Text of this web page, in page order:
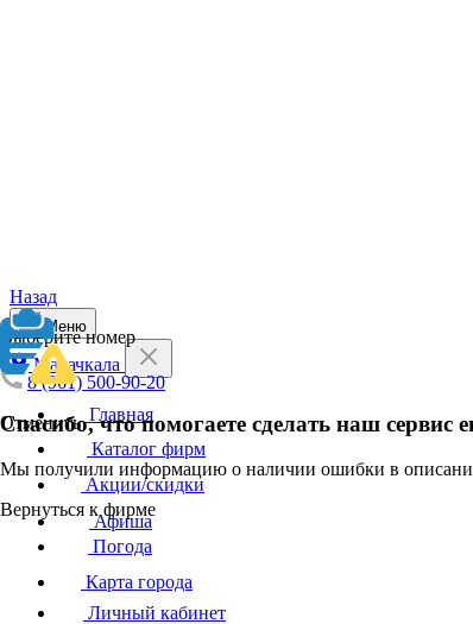
Назад
Выберите номер
8 (961) 500-90-20
Отменить
Спасибо, что помогаете сделать наш сервис
Мы получили информацию о наличии ошибки в
Вернуться к фирме
Меню
Махачкала
Главная
Каталог фирм
Акции/скидки
Афиша
Погода
Карта города
Личный кабинет